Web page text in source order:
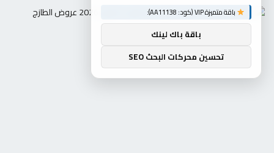
باقة متميزة VIP (كود: AA11138):
باقة باك لينك
تحسين محركات البحث SEO